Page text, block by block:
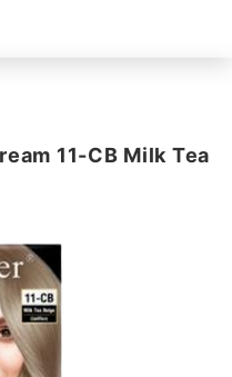
11-CB Milk Tea